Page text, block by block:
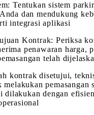
Tentukan sistem
dan mendukung
integrasi aplikasi
Kontrak: Periksa
penawaran harga,
telah
kontrak disetujui,
pemasangan
dilakukan dengan